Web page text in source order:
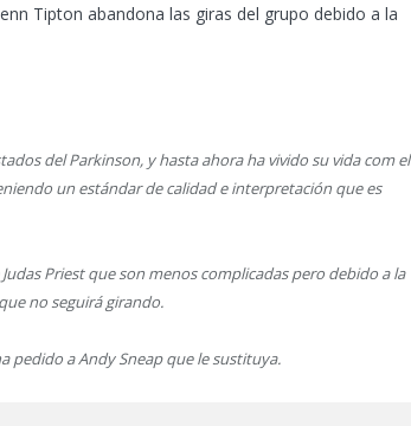
Tipton abandona las giras del grupo debido a la
del Parkinson, y hasta ahora ha vivido su vida com el
un estándar de calidad e interpretación que es
Priest que son menos complicadas pero debido a la
no seguirá girando.
pedido a Andy Sneap que le sustituya.